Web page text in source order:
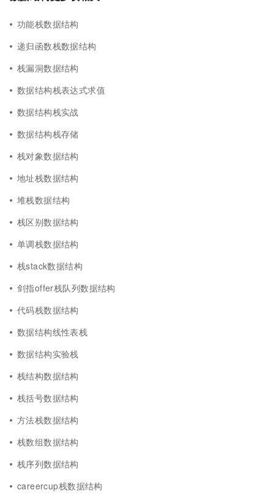
功能栈数据结构
递归函数栈数据结构
栈漏洞数据结构
数据结构栈表达式求值
数据结构栈实战
数据结构栈存储
栈对象数据结构
地址栈数据结构
堆栈数据结构
栈区别数据结构
单调栈数据结构
栈stack数据结构
剑指offer栈队列数据结构
代码栈数据结构
数据结构线性表栈
数据结构实验栈
栈结构数据结构
栈括号数据结构
方法栈数据结构
栈数组数据结构
栈序列数据结构
careercup栈数据结构